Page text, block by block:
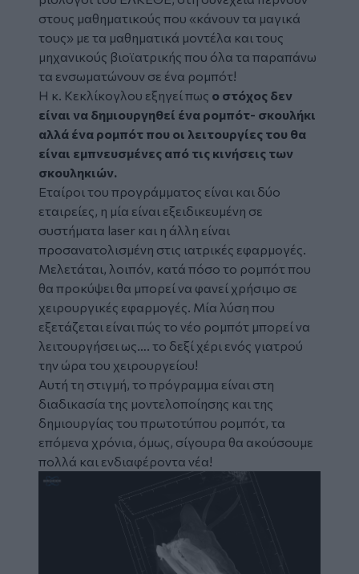
στους μαθηματικούς που «κάνουν τα μαγικά
τους» με τα μαθηματικά μοντέλα και τους
μηχανικούς βιοϊατρικής που όλα τα παραπάνω
τα ενσωματώνουν σε ένα ρομπότ!
Η κ. Κεκλίκογλου εξηγεί πως ο στόχος δεν
είναι να δημιουργηθεί ένα ρομπότ- σκουλήκι
αλλά ένα ρομπότ που οι λειτουργίες του θα
είναι εμπνευσμένες από τις κινήσεις των
σκουληκιών.
Εταίροι του προγράμματος είναι και δύο
εταιρείες, η μία είναι εξειδικευμένη σε
συστήματα laser και η άλλη είναι
προσανατολισμένη στις ιατρικές εφαρμογές.
Μελετάται, λοιπόν, κατά πόσο το ρομπότ που
θα προκύψει θα μπορεί να φανεί χρήσιμο σε
χειρουργικές εφαρμογές. Μία λύση που
εξετάζεται είναι πώς το νέο ρομπότ μπορεί να
λειτουργήσει ως…. το δεξί χέρι ενός γιατρού
την ώρα του χειρουργείου!
Αυτή τη στιγμή, το πρόγραμμα είναι στη
διαδικασία της μοντελοποίησης και της
δημιουργίας του πρωτοτύπου ρομπότ, τα
επόμενα χρόνια, όμως, σίγουρα θα ακούσουμε
πολλά και ενδιαφέροντα νέα!